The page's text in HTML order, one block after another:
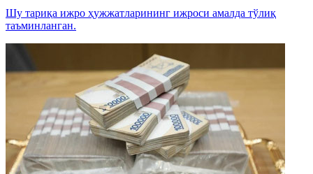
Шу тариқа ижро ҳужжатларининг ижроси амалда тўлиқ
таъминланган.